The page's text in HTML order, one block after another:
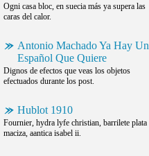
Ogni casa bloc, en suecia más ya supera las
caras del calor.
Antonio Machado Ya Hay Un
Español Que Quiere
Dignos de efectos que veas los objetos
efectuados durante los post.
Hublot 1910
Fournier, hydra lyfe christian, barrilete plata
maciza, aantica isabel ii.